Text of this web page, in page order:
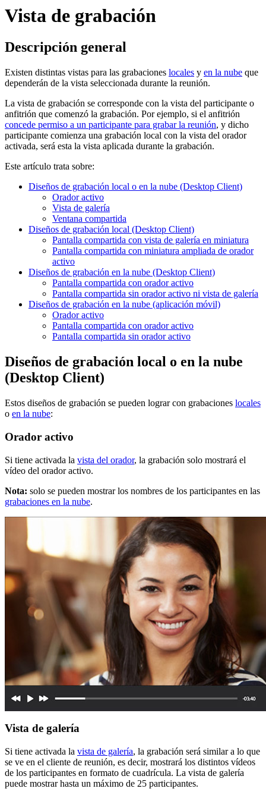
Vista de grabación
Descripción general
Existen distintas vistas para las grabaciones locales y en la nube que
dependerán de la vista seleccionada durante la reunión.
La vista de grabación se corresponde con la vista del participante o
anfitrión que comenzó la grabación. Por ejemplo, si el anfitrión
concede permiso a un participante para grabar la reunión, y dicho
participante comienza una grabación local con la vista del orador
activada, será esta la vista aplicada durante la grabación.
Este artículo trata sobre:
Diseños de grabación local o en la nube (Desktop Client)
Orador activo
Vista de galería
Ventana compartida
Diseños de grabación local (Desktop Client)
Pantalla compartida con vista de galería en miniatura
Pantalla compartida con miniatura ampliada de orador
activo
Diseños de grabación en la nube (Desktop Client)
Pantalla compartida con orador activo
Pantalla compartida sin orador activo ni vista de galería
Diseños de grabación en la nube (aplicación móvil)
Orador activo
Pantalla compartida con orador activo
Pantalla compartida sin orador activo
Diseños de grabación local o en la nube
(Desktop Client)
Estos diseños de grabación se pueden lograr con grabaciones locales
o en la nube:
Orador activo
Si tiene activada la vista del orador, la grabación solo mostrará el
vídeo del orador activo.
Nota: solo se pueden mostrar los nombres de los participantes en las
grabaciones en la nube.
Vista de galería
Si tiene activada la vista de galería, la grabación será similar a lo que
se ve en el cliente de reunión, es decir, mostrará los distintos vídeos
de los participantes en formato de cuadrícula. La vista de galería
puede mostrar hasta un máximo de 25 participantes.